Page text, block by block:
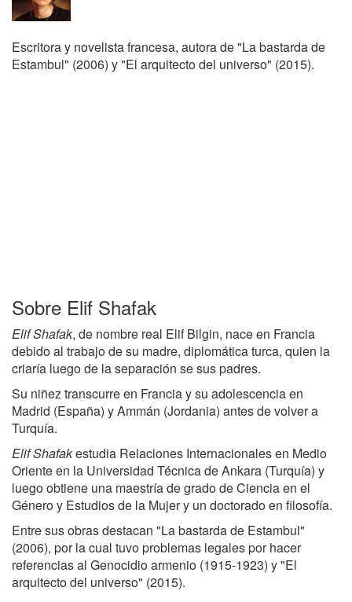
Escritora y novelista francesa, autora de "La bastarda de
Estambul" (2006) y "El arquitecto del universo" (2015).
Sobre Elif Shafak
Elif Shafak, de nombre real Elif Bilgin, nace en Francia
debido al trabajo de su madre, diplomática turca, quien la
criaría luego de la separación se sus padres.
Su niñez transcurre en Francia y su adolescencia en
Madrid (España) y Ammán (Jordania) antes de volver a
Turquía.
Elif Shafakestudia Relaciones Internacionales en Medio
Oriente en la Universidad Técnica de Ankara (Turquía) y
luego obtiene una maestría de grado de Ciencia en el
Género y Estudios de la Mujer y un doctorado en filosofía.
Entre sus obras destacan "La bastarda de Estambul"
(2006), por la cual tuvo problemas legales por hacer
referencias al Genocidio armenio (1915-1923) y "El
arquitecto del universo" (2015).